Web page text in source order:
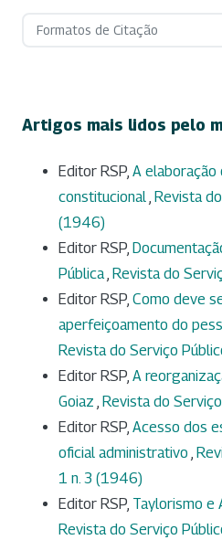
Formatos de Citação
Artigos mais lidos pelo
Editor RSP, A elaboração
constitucional, Revista
(1946)
Editor RSP,
Pública, Revista do
Editor RSP, Como deve
aperfeiçoamento do
Revista do Serviço
Editor RSP, A
Goiaz , Revista do
Editor RSP, Acesso dos
oficial administrativo ,
1 n. 3 (1946)
Editor RSP, Taylorismo e
Revista do Serviço